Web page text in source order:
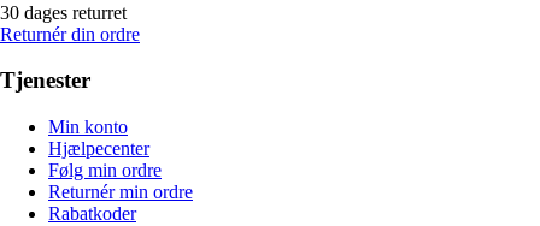
30 dages returret
Returnér din ordre
Tjenester
Min konto
Hjælpecenter
Følg min ordre
Returnér min ordre
Rabatkoder